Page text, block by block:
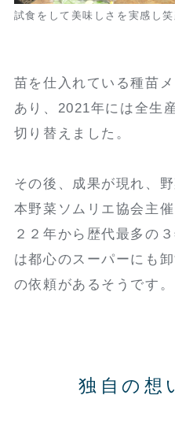
試食をして美味しさを実感し
苗を仕入れている種苗
あり、2021年には全生
切り替えました。
その後、成果が現れ、
本野菜ソムリエ協会主
２２年から歴代最多の
は都心のスーパーにも
の依頼があるそうです。
独自の想